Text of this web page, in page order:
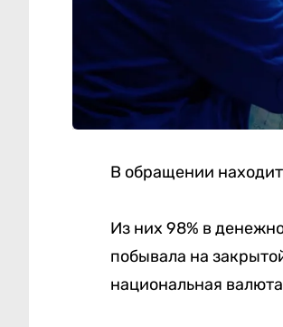
В обращении
Из них 98% в
побывала на
национальная